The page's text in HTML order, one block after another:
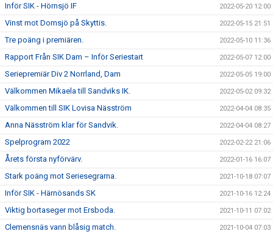
Inför SIK - Hörnsjö IF 2022-05-20 12:00
Vinst mot Domsjö på Skyttis. 2022-05-15 21:51
Tre poäng i premiären. 2022-05-10 11:36
Rapport Från SIK Dam – Inför Seriestart 2022-05-07 12:00
Seriepremiär Div 2 Norrland, Dam 2022-05-05 19:00
Välkommen Mikaela till Sandviks IK. 2022-05-02 09:32
Välkommen till SIK Lovisa Näsström 2022-04-04 08:35
Anna Näsström klar för Sandvik. 2022-04-04 08:27
Spelprogram 2022 2022-02-22 21:06
Årets första nyförvärv. 2022-01-16 16:07
Stark poäng mot Seriesegrarna. 2021-10-18 07:07
Inför SIK - Härnösands SK 2021-10-16 12:24
Viktig bortaseger mot Ersboda. 2021-10-11 07:02
Clemensnäs vann blåsig match. 2021-10-04 07:03